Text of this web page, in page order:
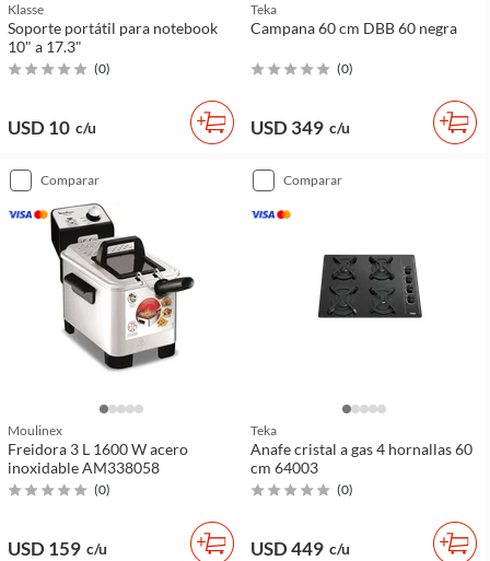
Klasse
Soporte portátil para notebook
10" a 17.3"
(0)
USD 10 c/u
Teka
Campana 60 cm DBB 60 negra
(0)
USD 349 c/u
comparar
Moulinex
Freidora 3 L 1600 W acero
inoxidable AM338058
(0)
USD 159 c/u
comparar
Teka
Anafe cristal a gas 4 hornallas 60
cm 64003
(0)
USD 449 c/u